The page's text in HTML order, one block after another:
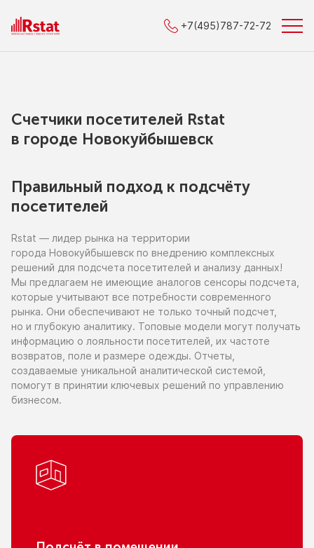
+7(495)787-72-72
Счетчики посетителей Rstat
в городe Новокуйбышевск
Правильный подход к подсчёту
посетителей
Rstat — лидер рынка на территории
города Новокуйбышевск по внедрению комплексных
решений для подсчета посетителей и анализу данных!
Мы предлагаем не имеющие аналогов сенсоры подсчета,
которые учитывают все потребности современного
рынка. Они обеспечивают не только точный подсчет,
но и глубокую аналитику. Топовые модели могут получать
информацию о лояльности посетителей, их частоте
возвратов, поле и размере одежды. Отчеты,
создаваемые уникальной аналитической системой,
помогут в принятии ключевых решений по управлению
бизнесом.